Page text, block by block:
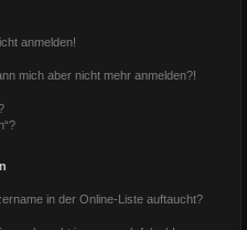
anmelden!
mich aber nicht mehr anmelden?!
in der Online-Liste auftaucht?